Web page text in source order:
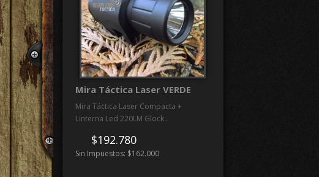
Mira Táctica Laser VERDE
Mira Táctica Laser Compacta +
Linterna Led 220LM Glock..
$192.780
Sin Impuestos: $162.000